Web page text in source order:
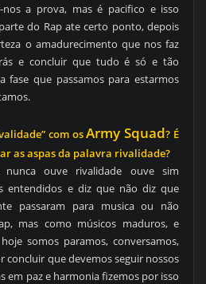
a prova, mas é pacifico e isso
do Rap ate certo ponto, depois
o amadurecimento que nos faz
e concluir que tudo é só e tão
fase que passamos para estarmos
com osArmy Squad? É
as aspas da palavra rivalidade?
nunca ouve rivalidade ouve sim
entendidos e diz que não diz que
passaram para musica ou não
mas como músicos maduros, e
somos paramos, conversamos,
concluir que devemos seguir nossos
em paz e harmonia fizemos por isso